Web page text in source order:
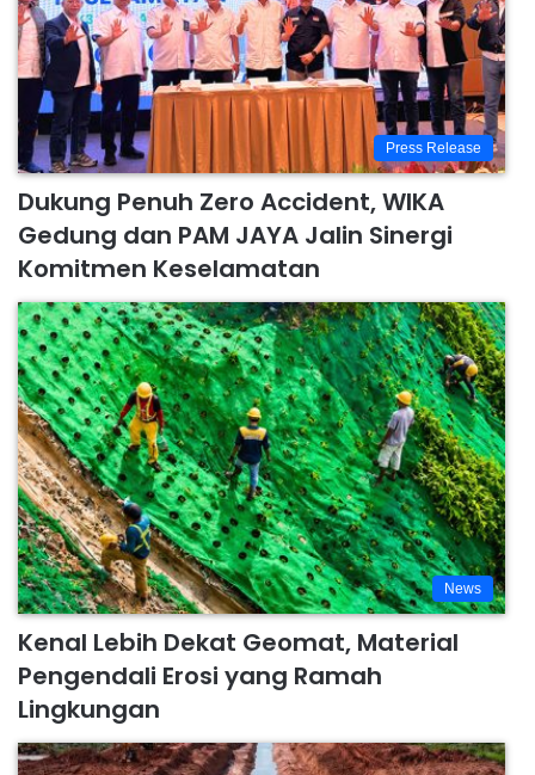
Press Release
Dukung Penuh Zero Accident, WIKA
Gedung dan PAM JAYA Jalin Sinergi
Komitmen Keselamatan
News
Kenal Lebih Dekat Geomat, Material
Pengendali Erosi yang Ramah
Lingkungan